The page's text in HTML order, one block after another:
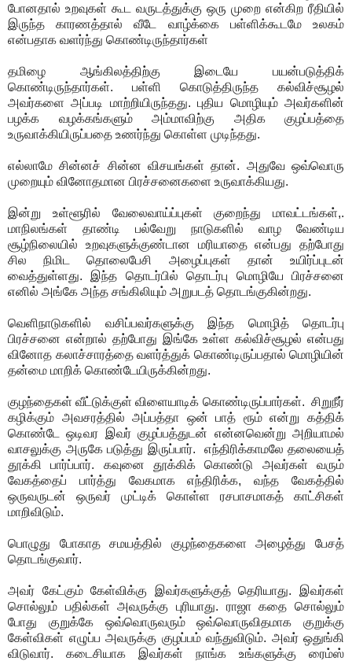
போனதால் உறவுகள் கூட வருடத்துக்கு ஒரு முறை என்கிற ரீதியில்
இருந்த காரணத்தால் வீடே வாழ்க்கை பள்ளிக்கூடமே உலகம்
என்பதாக வளர்ந்து கொண்டிருந்தார்கள்
தமிழை ஆங்கிலத்திற்கு இடையே பயன்படுத்திக்
கொண்டிருந்தார்கள். பள்ளி கொடுத்திருந்த கல்விச்சூழல்
அவர்களை அப்படி மாற்றியிருந்தது. புதிய மொழியும் அவர்களின்
பழக்க வழக்கங்களும் அம்மாவிற்கு அதிக குழப்பத்தை
உருவாக்கியிருப்பதை உணர்ந்து கொள்ள முடிந்தது.
எல்லாமே சின்னச் சின்ன விசயங்கள் தான். அதுவே ஒவ்வொரு
முறையும் வினோதமான பிரச்சனைகளை உருவாக்கியது.
இன்று உள்ளூரில் வேலைவாய்ப்புகள் குறைந்து மாவட்டங்கள்,.
மாநிலங்கள் தாண்டி பல்வேறு நாடுகளில் வாழ வேண்டிய
சூழ்நிலையில் உறவுகளுக்குண்டான மரியாதை என்பது தற்போது
சில நிமிட தொலைபேசி அழைப்புகள் தான் உயிர்ப்புடன்
வைத்துள்ளது. இந்த தொடர்பில் தொடர்பு மொழியே பிரச்சனை
எனில் அங்கே அந்த சங்கிலியும் அறுபடத் தொடங்குகின்றது.
வெளிநாடுகளில் வசிப்பவர்களுக்கு இந்த மொழித் தொடர்பு
பிரச்சனை என்றால் தற்போது இங்கே உள்ள கல்விச்சூழல் என்பது
வினோத கலாச்சாரத்தை வளர்த்துக் கொண்டிருப்பதால் மொழியின்
தன்மை மாறிக் கொண்டேயிருக்கின்றது.
குழந்தைகள் வீட்டுக்குள் விளையாடிக் கொண்டிருப்பார்கள். சிறுநீர்
கழிக்கும் அவசரத்தில் அப்பத்தா ஒன் பாத் ரூம் என்று கத்திக்
கொண்டே ஒடிவர இவர் குழப்பத்துடன் என்னவென்று அறியாமல்
வாசலுக்கு அருகே படுத்து இருப்பார். எந்திரிக்காமலே தலையைத்
தூக்கி பார்ப்பார். கவுனை தூக்கிக் கொண்டு அவர்கள் வரும்
வேகத்தைப் பார்த்து வேகமாக எந்திரிக்க, வந்த வேகத்தில்
ஒருவருடன் ஒருவர் முட்டிக் கொள்ள ரசபாசமாகத் காட்சிகள்
மாறிவிடும்.
பொழுது போகாத சமயத்தில் குழந்தைகளை அழைத்து பேசத்
தொடங்குவார்.
அவர் கேட்கும் கேள்விக்கு இவர்களுக்குத் தெரியாது. இவர்கள்
சொல்லும் பதில்கள் அவருக்கு புரியாது. ராஜா கதை சொல்லும்
போது குறுக்கே ஒவ்வொருவரும் ஒவ்வொருவிதமாக குறுக்கு
கேள்விகள் எழுப்ப அவருக்கு குழப்பம் வந்துவிடும். அவர் ஒதுங்கி
விடுவார். கடைசியாக இவர்கள் நாங்க உங்களுக்கு ரைம்ஸ்